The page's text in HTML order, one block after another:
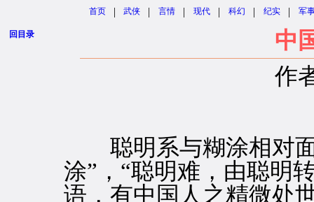
首页 | 武侠 | 言情 | 现代 | 科幻 | 纪实 | 军
回目录
中
作
聪明系与糊涂相对面
涂”，“聪明难，由聪明
语，有中国人之精微处